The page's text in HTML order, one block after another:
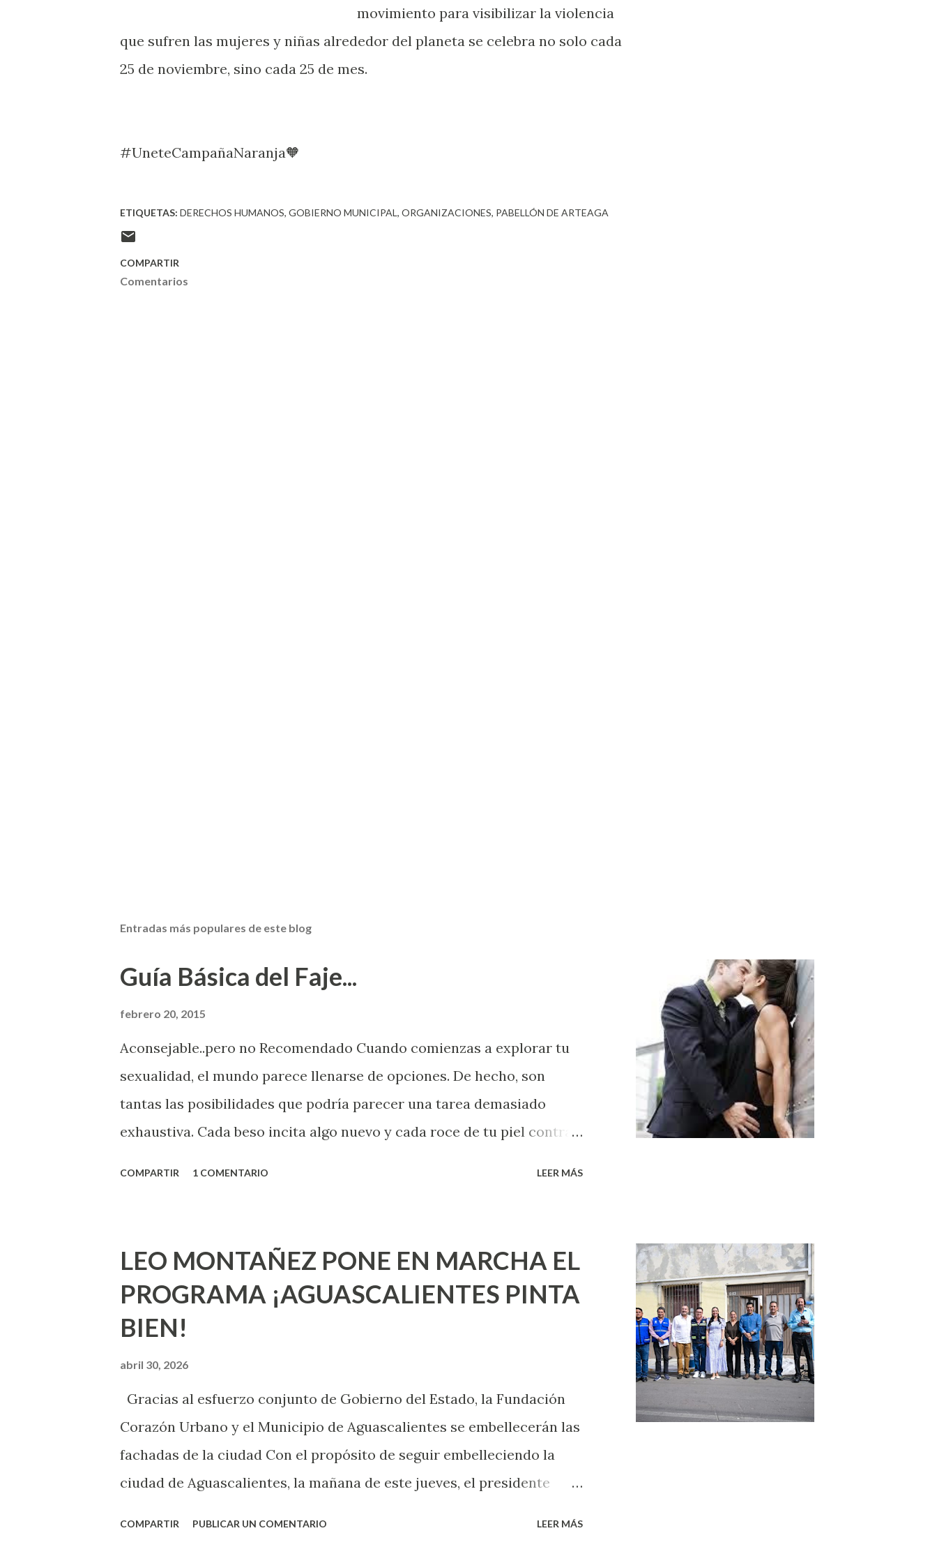
movimiento para visibilizar la violencia
que sufren las mujeres y niñas alrededor del planeta se celebra no solo cada
25 de noviembre, sino cada 25 de mes.
#UneteCampañaNaranja🧡
ETIQUETAS: DERECHOS HUMANOS GOBIERNO MUNICIPAL ORGANIZACIONES PABELLÓN DE ARTEAGA
COMPARTIR
Comentarios
Entradas más populares de este blog
Guía Básica del Faje...
febrero 20, 2015
Aconsejable..pero no Recomendado Cuando comienzas a explorar tu
sexualidad, el mundo parece llenarse de opciones. De hecho, son
tantas las posibilidades que podría parecer una tarea demasiado
exhaustiva. Cada beso incita algo nuevo y cada roce de tu piel contra
que estés lista para lo que sea cuando aún no conoces ni la mitad de
lo que deberías saber. Pero incluso quienes ya han tenido relaciones
sexuales no son expertos o expertas en el tema. Siempre hay algo
nuevo que aprender y nuevas experiencias que conocer. Si eres una
como cualquier persona con experiencia te dirá, siempre es mejor
cuando ambas partes son suficientemen...
COMPARTIR 1 COMENTARIO LEER MÁS
LEO MONTAÑEZ PONE EN MARCHA EL
PROGRAMA ¡AGUASCALIENTES PINTA
BIEN!
abril 30, 2026
Gracias al esfuerzo conjunto de Gobierno del Estado, la Fundación
Corazón Urbano y el Municipio de Aguascalientes se embellecerán las
fachadas de la ciudad Con el propósito de seguir embelleciendo la
ciudad de Aguascalientes, la mañana de este jueves, el presidente
COMPARTIR PUBLICAR UN COMENTARIO LEER MÁS